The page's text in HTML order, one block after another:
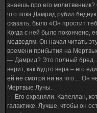
знаешь про его
что пока Дамрид рубил бедную
сказать, было «Он простит
Когда с ней было покончено,
медведям. Он начал читать
времени прибытия на
— Дамрид? Это полный бред…
верит, как будто вера – его
ей не смотря ни на что… Он
Мертвые Луны.
— Его охраняли. Капеллан,
галактике. Лучше, чтобы он